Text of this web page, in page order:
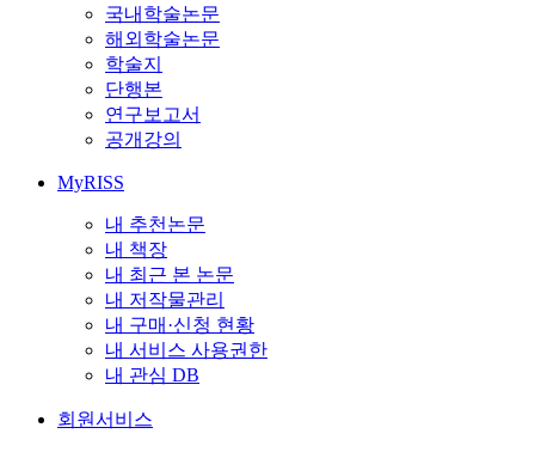
국내학술논문
해외학술논문
학술지
단행본
연구보고서
공개강의
MyRISS
내 추천논문
내 책장
내 최근 본 논문
내 저작물관리
내 구매·신청 현황
내 서비스 사용권한
내 관심 DB
회원서비스